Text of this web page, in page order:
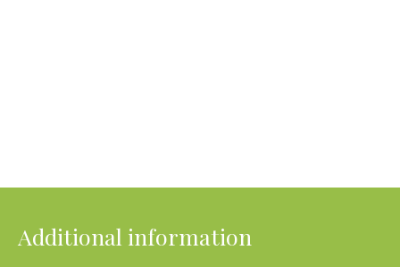
Additional information